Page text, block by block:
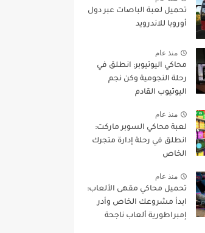
تحميل لعبة الباصات عبر دول
أوروبا للاندرويد
منذ عام
محاكي اليوتيوبر: انطلق في
رحلة النجومية وكن نجم
اليوتيوب القادم
منذ عام
لعبة محاكي السوبر ماركت:
انطلق في رحلة إدارة متجرك
الخاص
منذ عام
تحميل محاكي مقهى الألعاب:
ابدأ مشروعك الخاص وأدر
إمبراطورية ألعاب ناجحة